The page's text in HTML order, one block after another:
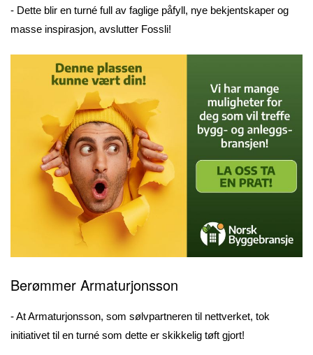
- Dette blir en turné full av faglige påfyll, nye bekjentskaper og
masse inspirasjon, avslutter Fossli!
Berømmer Armaturjonsson
- At Armaturjonsson, som sølvpartneren til nettverket, tok
initiativet til en turné som dette er skikkelig tøft gjort!